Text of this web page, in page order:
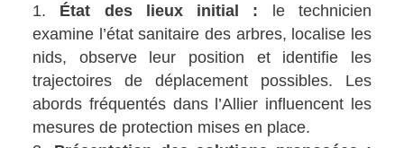
État des lieux initial : le technicien
examine l’état sanitaire des arbres, localise les
nids, observe leur position et identifie les
trajectoires de déplacement possibles. Les
abords fréquentés dans l’Allier influencent les
mesures de protection mises en place.